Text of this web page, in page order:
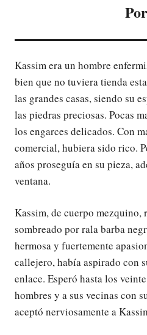
Kassim era un hombre
bien que no tuviera tienda
las grandes casas, siendo su
las piedras preciosas. Pocas
los engarces delicados. Con
comercial, hubiera sido rico.
años proseguía en su pieza,
ventana.
Kassim, de cuerpo mezquino,
sombreado por rala barba
hermosa y fuertemente
callejero, había aspirado con
enlace. Esperó hasta los
hombres y a sus vecinas con
aceptó nerviosamente a